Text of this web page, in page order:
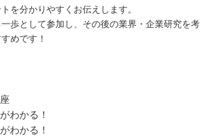
を分かりやすくお伝えします。
歩として参加し、その後の業界・企業研究を考
めです！
わかる！
わかる！